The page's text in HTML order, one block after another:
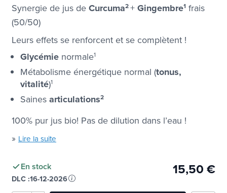
Synergie de jus de Curcuma2+ Gingembre1 frais
(50/50)
Leurs effets se renforcent et se complètent !
Glycémie normale1
Métabolisme énergétique normal (tonus,
vitalité)1
Saines articulations2
100% pur jus bio! Pas de dilution dans l’eau !
» Lire la suite
En stock
DLC :16-12-2026
15,50 €